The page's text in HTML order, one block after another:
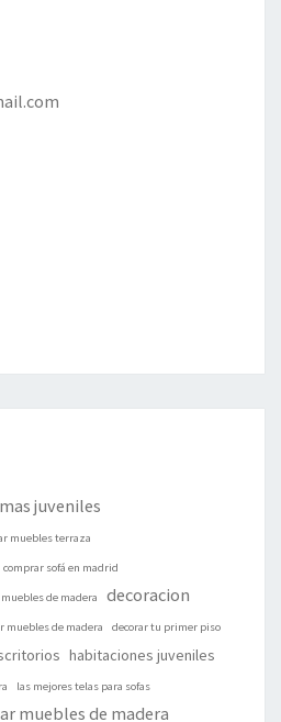
juveniles
muebles terraza
comprar sofá en madrid
de madera decoracion
muebles de madera decorar tu primer piso
habitaciones juveniles
las mejores telas para sofas
muebles de madera